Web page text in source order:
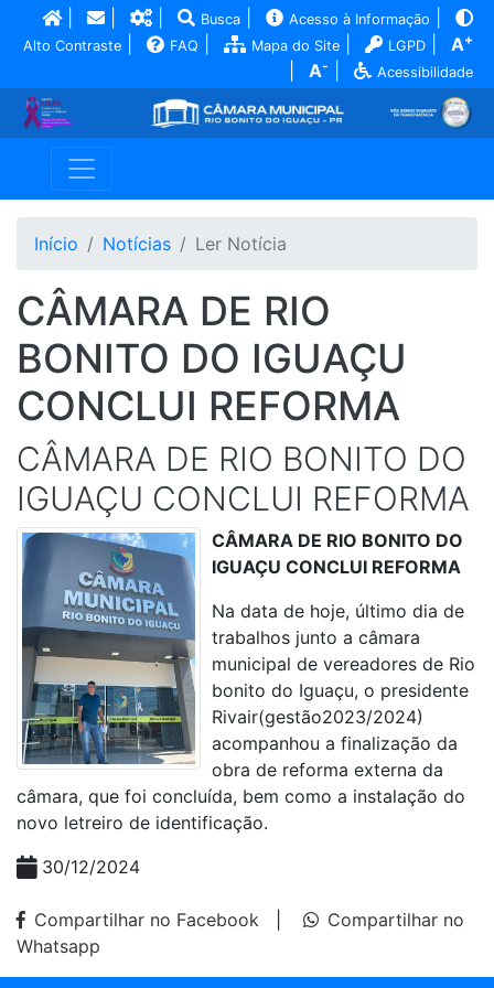
| Busca Acesso à Informação
Alto Contraste FAQ Mapa do Site LGPD A+
A- Acessibilidade
Início Notícias Ler Notícia
CÂMARA DE RIO
BONITO DO IGUAÇU
CONCLUI REFORMA
CÂMARA DE RIO BONITO DO
IGUAÇU CONCLUI REFORMA
CÂMARA DE RIO BONITO DO
IGUAÇU CONCLUI REFORMA
Na data de hoje, último dia de
trabalhos junto a câmara
municipal de vereadores de Rio
bonito do Iguaçu, o presidente
Rivair(gestão2023/2024)
acompanhou a finalização da
obra de reforma externa da
câmara, que foi concluída, bem como a instalação do
novo letreiro de identificação.
30/12/2024
Compartilhar no Facebook
Compartilhar no
Whatsapp